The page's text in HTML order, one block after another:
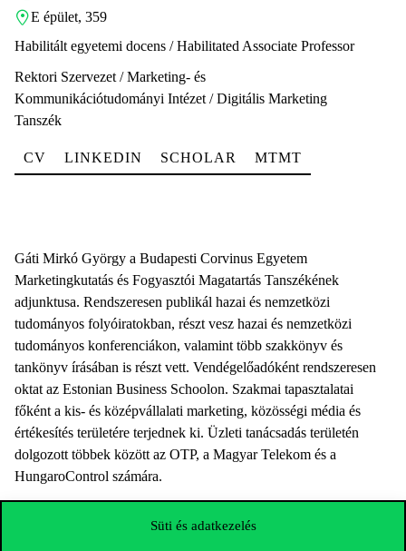
Süti és adatkezelés
E épület, 359
Habilitált egyetemi docens / Habilitated Associate Professor
Rektori Szervezet / Marketing- és
Kommunikációtudományi Intézet / Digitális Marketing
Tanszék
CV LINKEDIN SCHOLAR MTMT
Gáti Mirkó György a Budapesti Corvinus Egyetem
Marketingkutatás és Fogyasztói Magatartás Tanszékének
adjunktusa. Rendszeresen publikál hazai és nemzetközi
tudományos folyóiratokban, részt vesz hazai és nemzetközi
tudományos konferenciákon, valamint több szakkönyv és
tankönyv írásában is részt vett. Vendégelőadóként rendszeresen
oktat az Estonian Business Schoolon. Szakmai tapasztalatai
főként a kis- és középvállalati marketing, közösségi média és
értékesítés területére terjednek ki. Üzleti tanácsadás területén
dolgozott többek között az OTP, a Magyar Telekom és a
HungaroControl számára.